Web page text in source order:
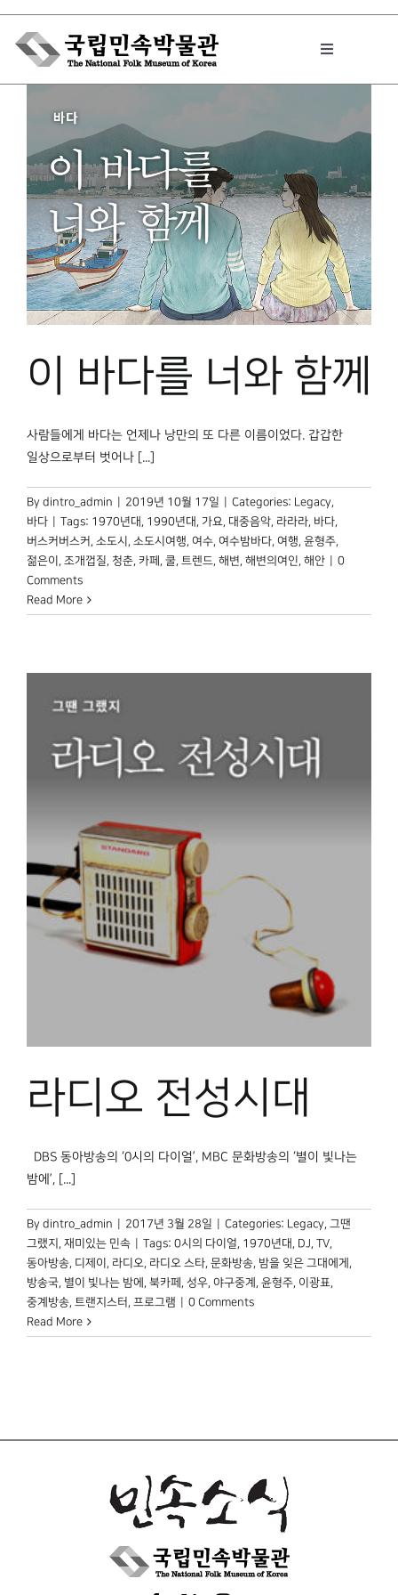
Skip
content
Toggle
박물관에서는
민속이야기
민속 인사이드
이 바다를 너와 함께
사람들에게 바다는 언제나 낭만의 또 다른 이름이었다. 갑갑한
일상으로부터 벗어나 [...]
By dintro_admin 2019년 10월 17일 Categories: Legacy,
바다
Tags: 1970년대 , 1990년대 , 가요, 대중음악, 라라라, 바다,
버스커버스커 , 소도시 , 소도시여행, 여수, 여수밤바다, 여행, 윤형주,
젊은이 , 조개껍질, 청춘, 카페 , 쿨, 트렌드, 해변, 해변의여인, 해안
0
Comments
Read More
라디오 전성시대
DBS 동아방송의 ‘0시의 다이얼’, MBC 문화방송의 ‘별이 빛나는
밤에’, [...]
By dintro_admin 2017년 3월 28일 Categories: Legacy, 그땐
그랬지 , 재미있는 민속 Tags: 0시의 다이얼, 1970년대 , DJ, TV,
동아방송, 디제이 , 라디오, 라디오 스타, 문화방송, 밤을 잊은 그대에게 ,
방송국, 별이 빛나는 밤에 , 북카페 , 성우, 야구중계 , 윤형주, 이광표,
중계방송, 트랜지스터 , 프로그램
0 Comments
Read More